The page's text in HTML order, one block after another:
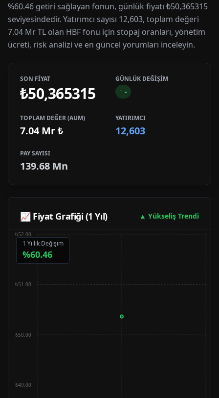
%60.46 getiri sağlayan fonun, günlük fiyatı ₺50,365315
seviyesindedir. Yatırımcı sayısı 12,603, toplam değeri
7.04 Mr TL olan HBF fonu için stopaj oranları, yönetim
ücreti, risk analizi ve en güncel yorumları inceleyin.
SON FİYAT
₺50,365315
GÜNLÜK DEĞİŞİM
↑ -
TOPLAM DEĞER (AUM)
7.04 Mr₺
YATIRIMCI
12,603
PAY SAYISI
139.68 Mn
📈 Fiyat Grafiği (1 Yıl) ▲ Yükseliş Trendi
1 Yıllık Değişim
%60.46
₺49.00
₺50.00
₺51.00
₺52.00